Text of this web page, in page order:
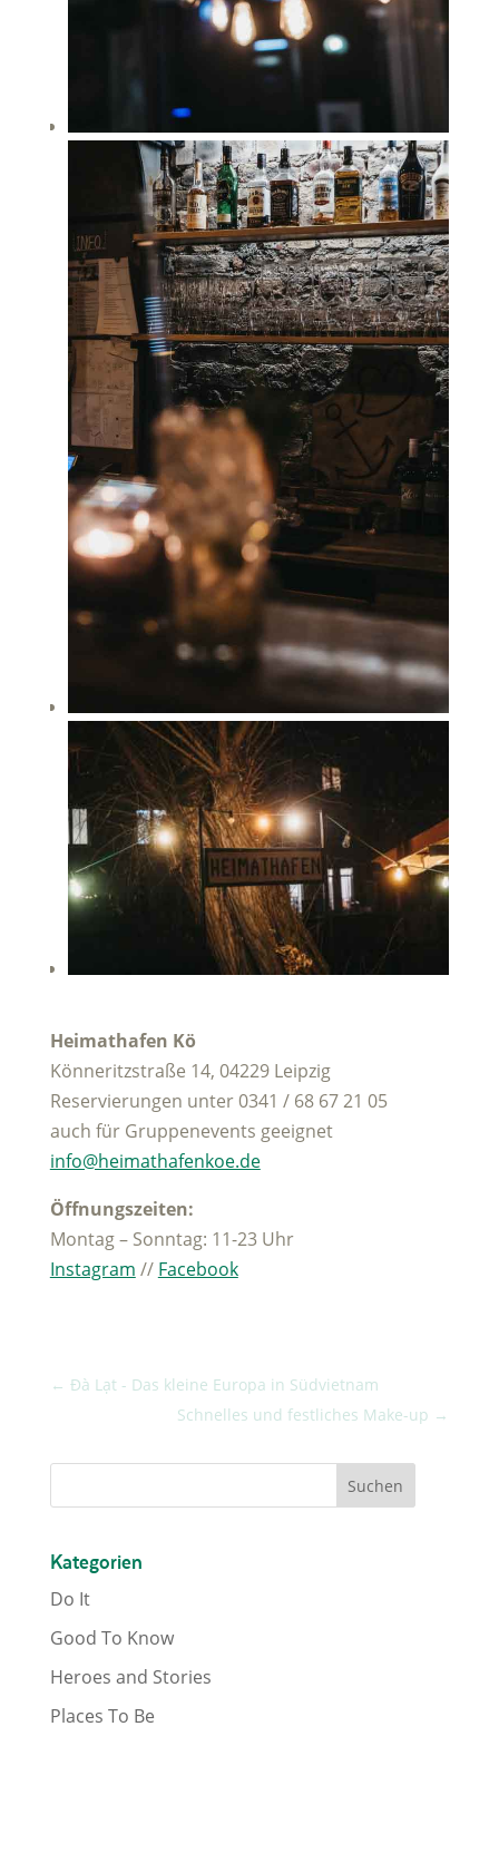
Heimathafen Kö
Könneritzstraße 14, 04229 Leipzig
Reservierungen unter 0341 / 68 67 21 05
auch für Gruppenevents geeignet
info@heimathafenkoe.de
Öffnungszeiten:
Montag – Sonntag: 11-23 Uhr
Instagram // Facebook
← Đà Lạt - Das kleine Europa in Südvietnam
Schnelles und festliches Make-up →
Kategorien
Do It
Good To Know
Heroes and Stories
Places To Be